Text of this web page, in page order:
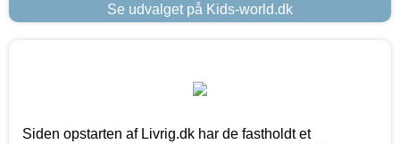
Se udvalget på Kids-world.dk
Siden opstarten af Livrig.dk har de fastholdt et